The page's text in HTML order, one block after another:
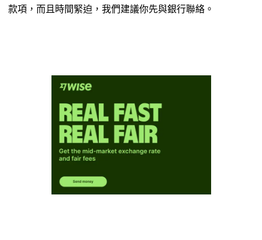
款項，而且時間緊迫，我們建議你先與銀行聯絡。